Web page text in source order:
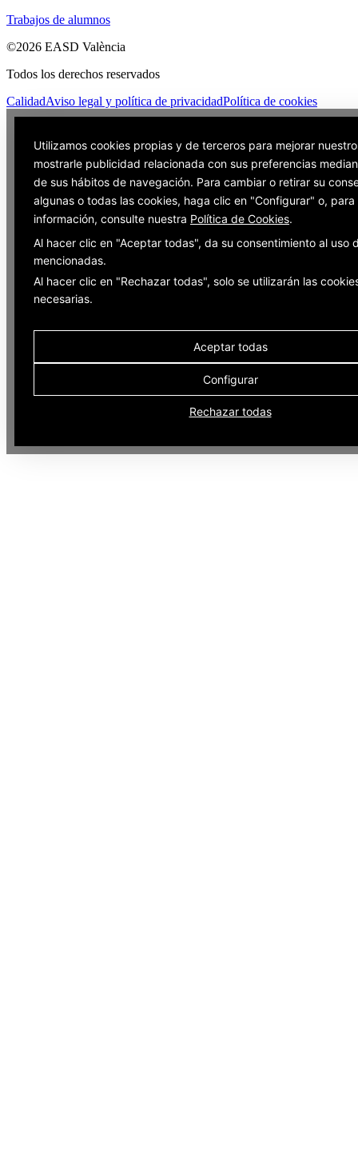
Trabajos de alumnos
©2026 EASD València
Todos los derechos reservados
CalidadAviso legal y política de privacidadPolítica de cookies
Utilizamos cookies propias y de terceros para mejorar
mostrarle publicidad relacionada con sus preferencias
de sus hábitos de navegación. Para cambiar o retirar su
algunas o todas las cookies, haga clic en "Configurar" o, para
información, consulte nuestra Política de Cookies.
Al hacer clic en "Aceptar todas", da su consentimiento al uso
mencionadas.
Al hacer clic en "Rechazar todas", solo se utilizarán las
necesarias.
Aceptar todas
Configurar
Rechazar todas